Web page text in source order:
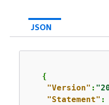
JSON
{
"Version" :
"Statement" :